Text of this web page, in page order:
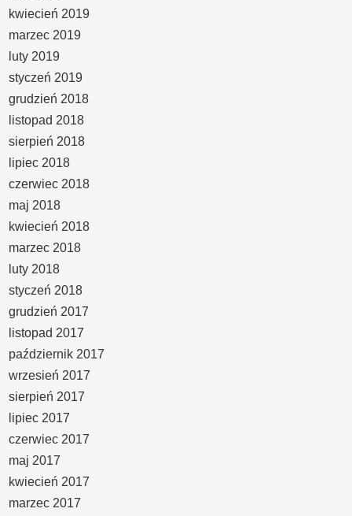
kwiecień 2019
marzec 2019
luty 2019
styczeń 2019
grudzień 2018
listopad 2018
sierpień 2018
lipiec 2018
czerwiec 2018
maj 2018
kwiecień 2018
marzec 2018
luty 2018
styczeń 2018
grudzień 2017
listopad 2017
październik 2017
wrzesień 2017
sierpień 2017
lipiec 2017
czerwiec 2017
maj 2017
kwiecień 2017
marzec 2017